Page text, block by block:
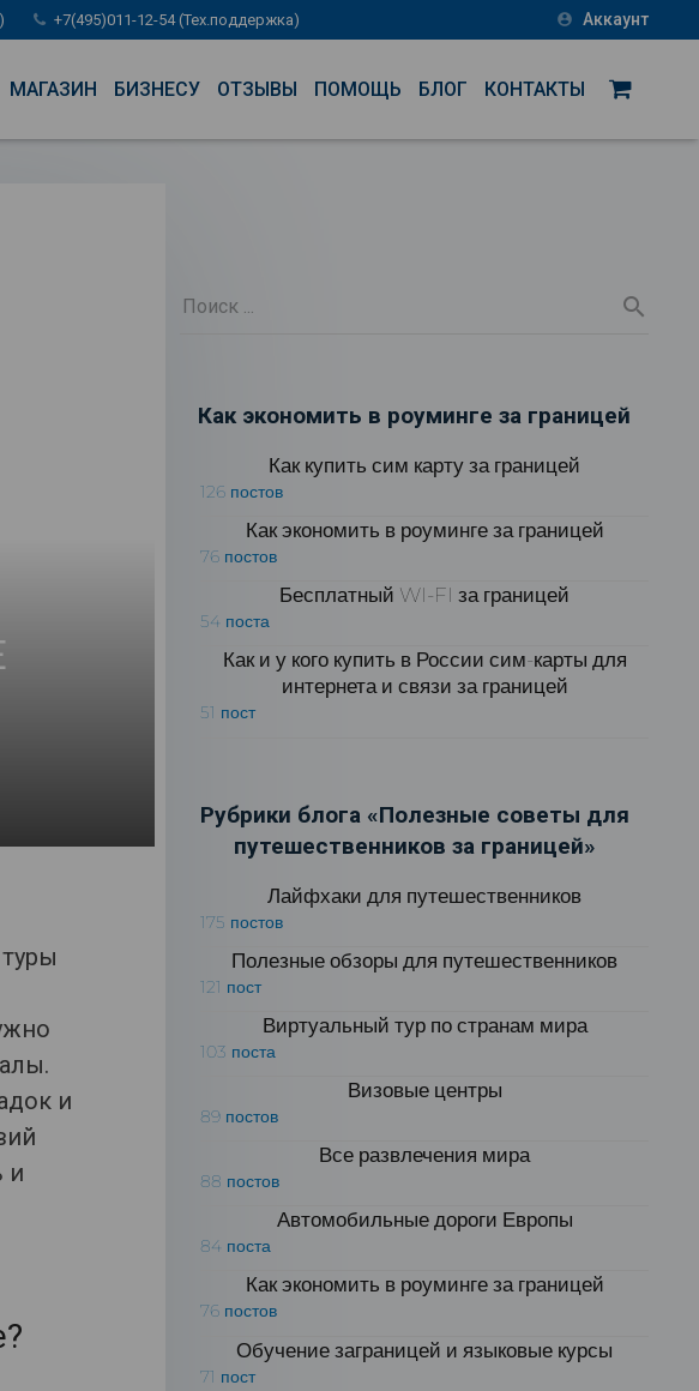
+7(495)011-12-54 (Тех.поддержка) account_circle Аккаунт
МАГАЗИН БИЗНЕСУ ОТЗЫВЫ ПОМОЩЬ БЛОГ КОНТАКТЫ
и
и
Как экономить в роуминге за границей
Как купить сим карту за границей
126 постов
Как экономить в роуминге за границей
76 постов
Бесплатный WI-FI за границей
54 поста
Как и у кого купить в России сим-карты для
интернета и связи за границей
51 пост
Рубрики блога «Полезные советы для
путешественников за границей»
Лайфхаки для путешественников
175 постов
Полезные обзоры для путешественников
121 пост
Виртуальный тур по странам мира
103 поста
Визовые центры
89 постов
Все развлечения мира
88 постов
Автомобильные дороги Европы
84 поста
Как экономить в роуминге за границей
76 постов
Обучение заграницей и языковые курсы
71 пост